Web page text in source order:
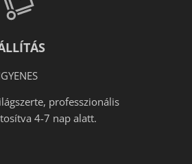
professzionális
4-7 nap alatt.